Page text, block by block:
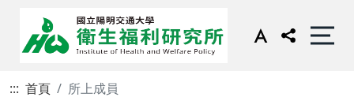
::: 首頁 所上成員